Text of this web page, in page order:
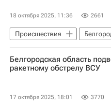
Вооруженные силы Украины
18 октября 2025, 11:36 2661
Происшествия
Белгород
Грайворон
Вячеслав Гладков
Белгородская область
ракетному обстрелу ВСУ
17 октября 2025, 18:01 3770